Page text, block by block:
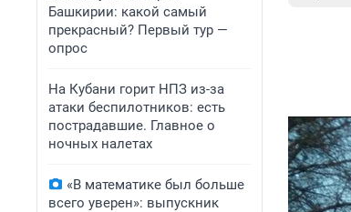
Башкирии: какой самый
прекрасный? Первый тур —
опрос
На Кубани горит НПЗ из-за
атаки беспилотников: есть
пострадавшие. Главное о
ночных налетах
«В математике был больше
всего уверен»: выпускник